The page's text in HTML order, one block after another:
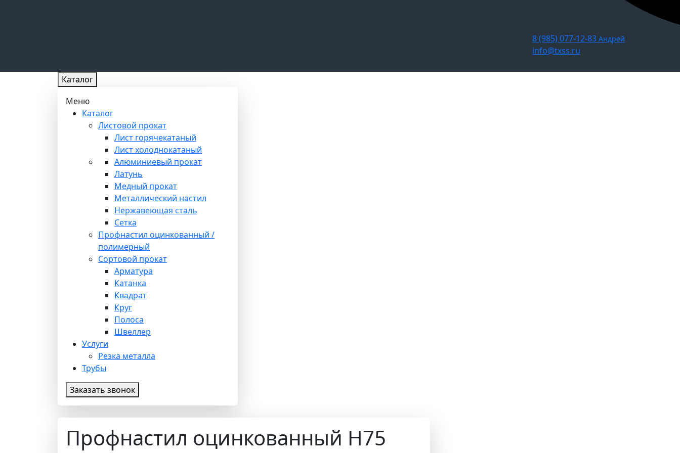
8 (985) 077-12-83 Андрей
info@txss.ru
Каталог
Меню
Каталог
Листовой прокат
Лист горячекатаный
Лист холоднокатаный
Алюминиевый прокат
Латунь
Медный прокат
Металлический настил
Нержавеющая сталь
Сетка
Профнастил оцинкованный /
полимерный
Сортовой прокат
Арматура
Катанка
Квадрат
Круг
Полоса
Швеллер
Услуги
Резка металла
Трубы
Заказать звонок
Профнастил оцинкованный Н75